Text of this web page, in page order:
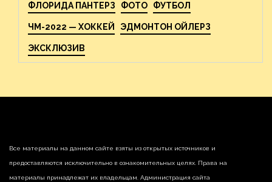
ФЛОРИДА ПАНТЕРЗ ФОТО ФУТБОЛ
ЧМ-2022 — ХОККЕЙ ЭДМОНТОН ОЙЛЕРЗ
ЭКСКЛЮЗИВ
Все материалы на данном сайте взяты из открытых источников и
предоставляются исключительно в ознакомительных целях. Права на
материалы принадлежат их владельцам. Администрация сайта